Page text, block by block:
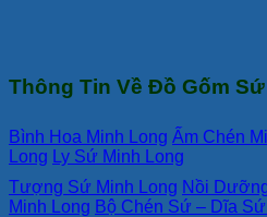
Thông Tin Về Đồ Gốm
Bình Hoa Minh Long Ấm Chén
Long
Ly Sứ Minh Long
Tượng Sứ Minh Long Nồi
Minh Long Bộ Chén Sứ – Dĩa